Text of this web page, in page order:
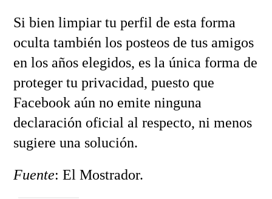
Si bien limpiar tu perfil de esta forma
oculta también los posteos de tus amigos
en los años elegidos, es la única forma de
proteger tu privacidad, puesto que
Facebook aún no emite ninguna
declaración oficial al respecto, ni menos
sugiere una solución.
Fuente: El Mostrador.